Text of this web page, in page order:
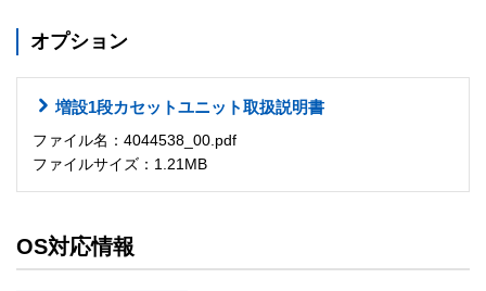
オプション
増設1段カセットユニット取扱説明書
ファイル名：4044538_00.pdf
ファイルサイズ：1.21MB
OS対応情報